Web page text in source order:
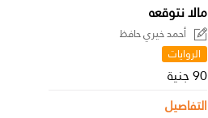
مالا نتوقعه
أحمد خيري حافظ
الروايات
90 جنية
التفاصيل